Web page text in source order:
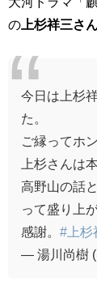
の 上杉祥三さん
今日は上杉
た。
ご縁ってホ
上杉さんは
高野山の話
って盛り上
感謝。 #上杉
— 湯川尚樹